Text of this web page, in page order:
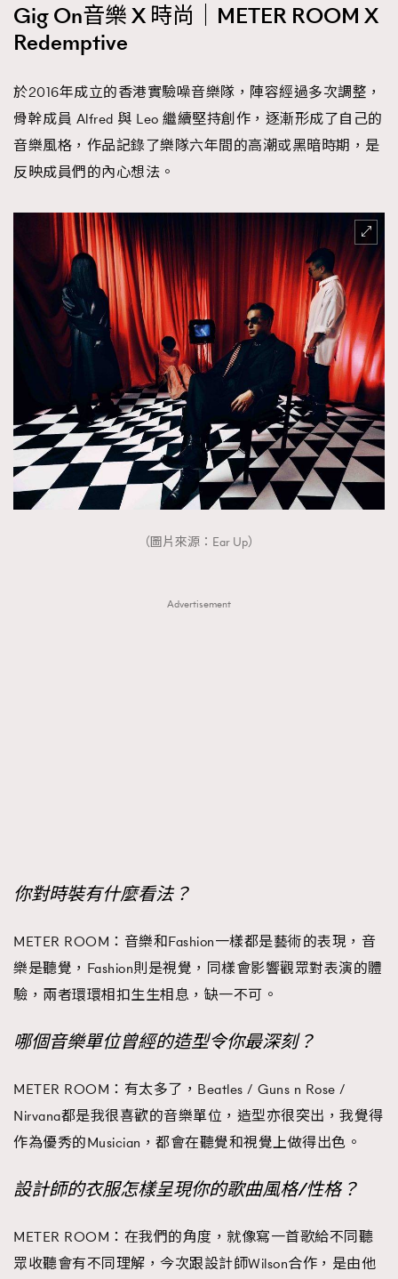
Gig On音樂 X 時尚｜METER ROOM X
Redemptive
於2016年成立的香港實驗噪音樂隊，陣容經過多次調整，
骨幹成員 Alfred 與 Leo 繼續堅持創作，逐漸形成了自己的
音樂風格，作品記錄了樂隊六年間的高潮或黑暗時期，是
反映成員們的內心想法。
（圖片來源：Ear Up）
Advertisement
你對時裝有什麼看法？
METER ROOM：音樂和Fashion一樣都是藝術的表現，音
樂是聽覺，Fashion則是視覺，同樣會影響觀眾對表演的體
驗，兩者環環相扣生生相息，缺一不可。
哪個音樂單位曾經的造型令你最深刻？
METER ROOM：有太多了，Beatles / Guns n Rose /
Nirvana都是我很喜歡的音樂單位，造型亦很突出，我覺得
作為優秀的Musician，都會在聽覺和視覺上做得出色。
設計師的衣服怎樣呈現你的歌曲風格/性格？
METER ROOM：在我們的角度，就像寫一首歌給不同聽
眾收聽會有不同理解，今次跟設計師Wilson合作，是由他